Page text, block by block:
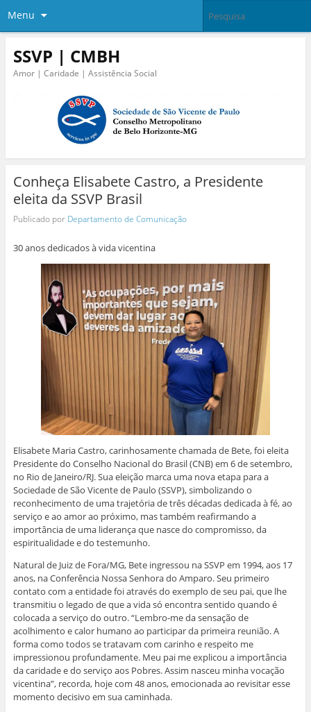
Menu
SSVP | CMBH
Amor | Caridade | Assistência Social
Conheça Elisabete Castro, a Presidente
eleita da SSVP Brasil
Publicado por Departamento de Comunicação
30 anos dedicados à vida vicentina
Elisabete Maria Castro, carinhosamente chamada de Bete, foi eleita
Presidente do Conselho Nacional do Brasil (CNB) em 6 de setembro,
no Rio de Janeiro/RJ. Sua eleição marca uma nova etapa para a
Sociedade de São Vicente de Paulo (SSVP), simbolizando o
reconhecimento de uma trajetória de três décadas dedicada à fé, ao
serviço e ao amor ao próximo, mas também reafirmando a
importância de uma liderança que nasce do compromisso, da
espiritualidade e do testemunho.
Natural de Juiz de Fora/MG, Bete ingressou na SSVP em 1994, aos 17
anos, na Conferência Nossa Senhora do Amparo. Seu primeiro
contato com a entidade foi através do exemplo de seu pai, que lhe
transmitiu o legado de que a vida só encontra sentido quando é
colocada a serviço do outro. “Lembro-me da sensação de
acolhimento e calor humano ao participar da primeira reunião. A
forma como todos se tratavam com carinho e respeito me
impressionou profundamente. Meu pai me explicou a importância
da caridade e do serviço aos Pobres. Assim nasceu minha vocação
vicentina”, recorda, hoje com 48 anos, emocionada ao revisitar esse
momento decisivo em sua caminhada.